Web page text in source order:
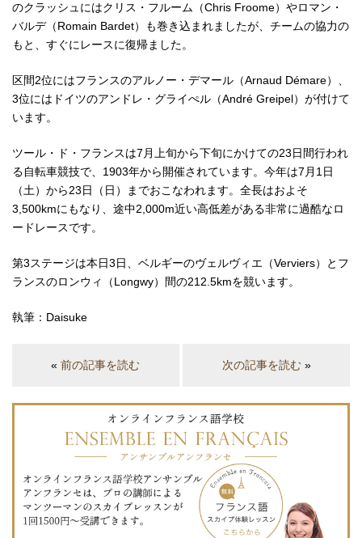
のクラッシュにはクリス・フルーム（Chris Froome）やロマン・
バルデ（Romain Bardet）も巻き込まれましたが、チームの協力の
もと、すぐにレースに復帰ました。
区間2位にはフランスのアルノー・デマール（Arnaud Démare）、
3位にはドイツのアンドレ・グライぺル（André Greipel）が付けて
います。
ツール・ド・フランスは7月上旬から下旬にかけての23日間行われ
る自転車競技で、1903年から開催されています。今年は7月1日
（土）から23日（日）までおこなわれます。全長はおよそ
3,500kmにもなり、途中2,000m近い高低差がある非常に過酷なロ
ードレースです。
第3ステージは本日3日、ベルギーのヴェルヴィエ（Verviers）とフ
ランスのロンウィ（Longwy）間の212.5kmを競います。
執筆：Daisuke
«前の記事を読む 次の記事を読む»